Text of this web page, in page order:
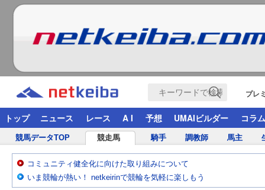
プレ
トップ ニュース レース A I 予想 UMAIビルダー コラム
競馬データTOP 競走馬 騎手 調教師 馬主
コミュニティ健全化に向けた取り組みについて
いま競輪が熱い！ netkeirinで競輪を気軽に楽しもう